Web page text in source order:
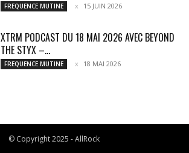
FREQUENCE MUTINE 15 JUIN 2026
XTRM PODCAST DU 18 MAI 2026 AVEC BEYOND
THE STYX –...
FREQUENCE MUTINE 18 MAI 2026
© Copyright 2025 - AllRock